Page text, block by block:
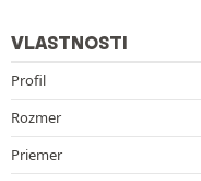
VLASTNOSTI
Profil
Rozmer
Priemer